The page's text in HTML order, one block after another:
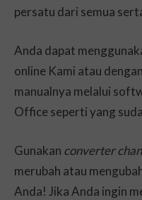
persatu dari semua
Anda dapat
online Kami atau
manualnya melalui
Office seperti yang
Gunakan converter
merubah atau
Anda! Jika Anda ingin